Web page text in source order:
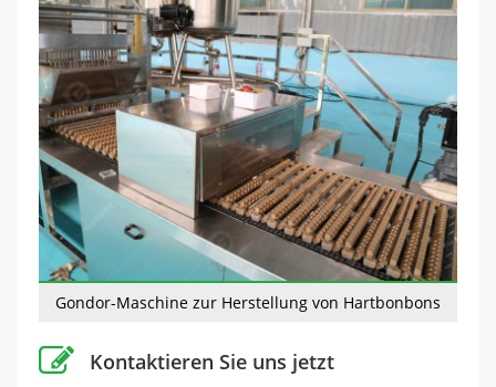
Gondor-Maschine zur Herstellung von Hartbonbons
Kontaktieren Sie uns jetzt